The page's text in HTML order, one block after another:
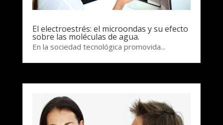
El electroestrés: el microondas y su efecto
sobre las moléculas de agua.
En la sociedad tecnológica promovida...